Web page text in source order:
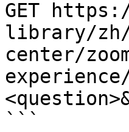
GET
library/zh/
center/
```